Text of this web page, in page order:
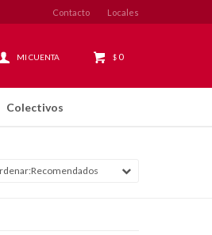
Colectivos
$ 0
Contacto Locales
Recomendados